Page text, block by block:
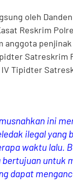
oleh
Reskrim
anggota
Satreskrim
Tipidter
ini
ilegal
waktu lalu.
untuk
dapat